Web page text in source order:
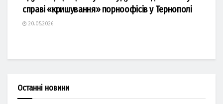
справі «кришування» порноофісів у Тернополі
20.05.2026
Останні новини